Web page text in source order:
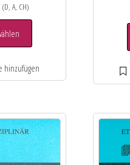
(D, A, CH)